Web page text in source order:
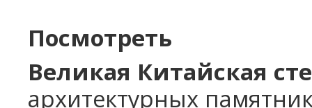
Посмотреть
Великая Китайская
архитектурных